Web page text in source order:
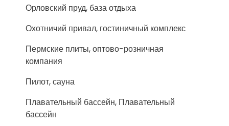
Орловский пруд, база отдыха
Охотничий привал, гостиничный комплекс
Пермские плиты, оптово-розничная
компания
Пилот, сауна
Плавательный бассейн, Плавательный
бассейн